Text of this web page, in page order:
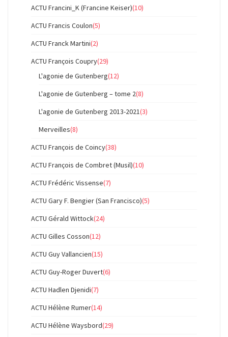
ACTU Francini_K (Francine Keiser)(10)
ACTU Francis Coulon(5)
ACTU Franck Martini(2)
ACTU François Coupry(29)
L'agonie de Gutenberg(12)
L'agonie de Gutenberg – tome 2(8)
L'agonie de Gutenberg 2013-2021(3)
Merveilles(8)
ACTU François de Coincy(38)
ACTU François de Combret (Musil)(10)
ACTU Frédéric Vissense(7)
ACTU Gary F. Bengier (San Francisco)(5)
ACTU Gérald Wittock(24)
ACTU Gilles Cosson(12)
ACTU Guy Vallancien(15)
ACTU Guy-Roger Duvert(6)
ACTU Hadlen Djenidi(7)
ACTU Hélène Rumer(14)
ACTU Hélène Waysbord(29)